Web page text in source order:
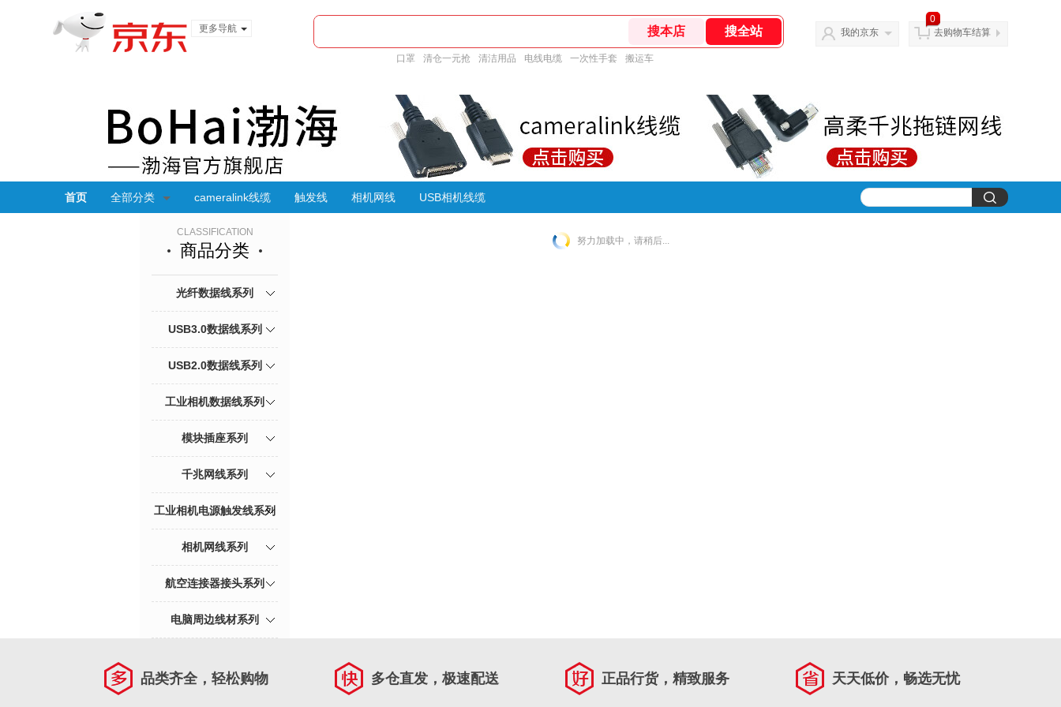
更多导航
口罩 清仓一元抢 清洁用品 电线电缆 一次性手套 搬运车
我的京东
0
去购物车结算
首页 全部分类 cameralink线缆 触发线 相机网线 USB相机线缆
CLASSIFICATION
商品分类
光纤数据线系列
USB3.0数据线系列
USB2.0数据线系列
工业相机数据线系列
模块插座系列
千兆网线系列
工业相机电源触发线系列
相机网线系列
航空连接器接头系列
电脑周边线材系列
努力加载中，请稍后...
品类齐全，轻松购物 多仓直发，极速配送 正品行货，精致服务 天天低价，畅选无忧